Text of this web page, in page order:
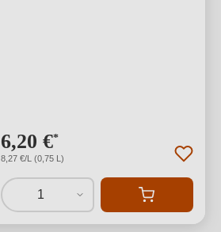
6,20 €*
8,27 €/L (0,75 L)
1